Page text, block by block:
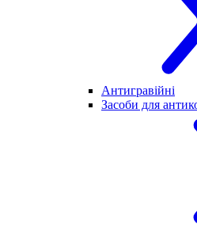
Антигравійні
Засоби для